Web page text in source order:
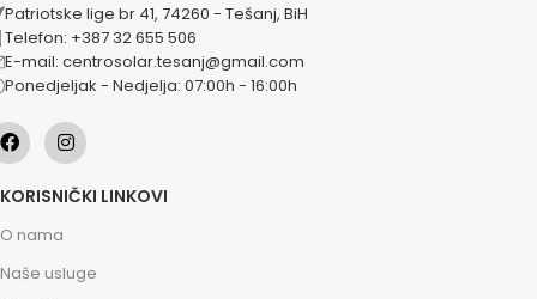
Patriotske lige br 41, 74260 - Tešanj, BiH
Telefon: +387 32 655 506
E-mail: centrosolar.tesanj@gmail.com
Ponedjeljak - Nedjelja: 07:00h - 16:00h
KORISNIČKI LINKOVI
O nama
Naše usluge